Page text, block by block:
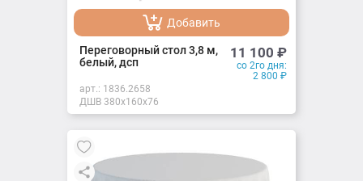
Добавить
Добавлено
Переговорный стол 3,8 м,
белый, дсп
11 100 ₽
со 2го дня:
2 800 ₽
арт.: 1836.2658
ДШВ 380х160х76